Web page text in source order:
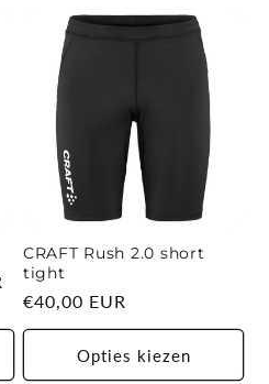
CRAFT Rush 2.0 short
tight
Normale
prijs
€40,00 EUR
Opties kiezen